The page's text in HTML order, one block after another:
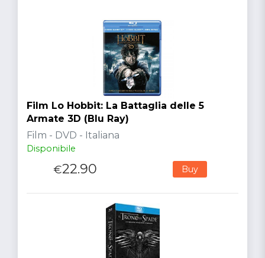
Film Lo Hobbit: La Battaglia delle 5
Armate 3D (Blu Ray)
Film - DVD - Italiana
Disponibile
€22.90 Buy